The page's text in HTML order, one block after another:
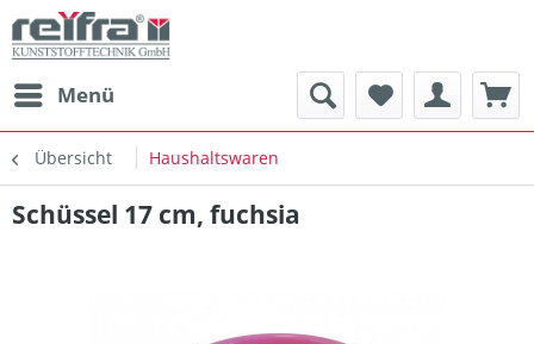
Menü
Übersicht Haushaltswaren
Schüssel 17 cm, fuchsia